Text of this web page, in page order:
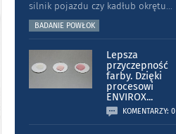
silnik pojazdu czy kadłub okrętu...
BADANIE POWŁOK
Lepsza
przyczepność
farby. Dzięki
procesowi
ENVIROX...
KOMENTARZY: 0